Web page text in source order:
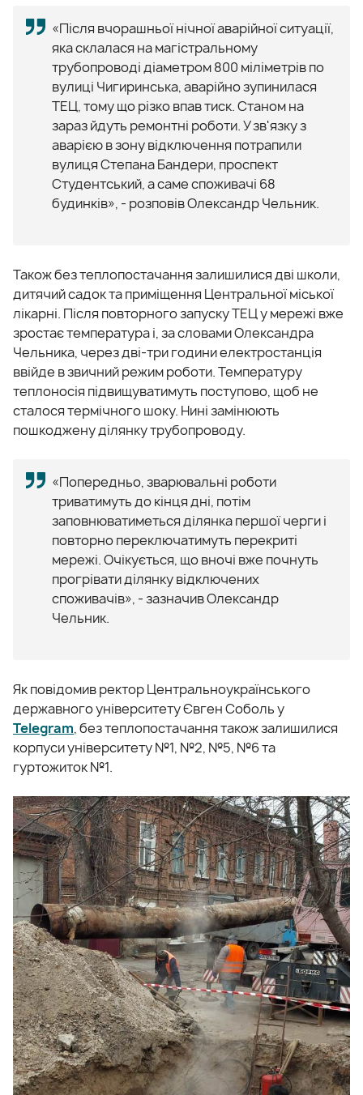
«Після вчорашньої нічної аварійної ситуації,
яка склалася на магістральному
трубопроводі діаметром 800 міліметрів по
вулиці Чигиринська, аварійно зупинилася
ТЕЦ, тому що різко впав тиск. Станом на
зараз йдуть ремонтні роботи. У зв'язку з
аварією в зону відключення потрапили
вулиця Степана Бандери, проспект
Студентський, а саме споживачі 68
будинків», - розповів Олександр Чельник.
Також без теплопостачання залишилися дві школи,
дитячий садок та приміщення Центральної міської
лікарні. Після повторного запуску ТЕЦ у мережі вже
зростає температура і, за словами Олександра
Чельника, через дві-три години електростанція
ввійде в звичний режим роботи. Температуру
теплоносія підвищуватимуть поступово, щоб не
сталося термічного шоку. Нині замінюють
пошкоджену ділянку трубопроводу.
«Попередньо, зварювальні роботи
триватимуть до кінця дні, потім
заповнюватиметься ділянка першої черги і
повторно переключатимуть перекриті
мережі. Очікується, що вночі вже почнуть
прогрівати ділянку відключених
споживачів», - зазначив Олександр
Чельник.
Як повідомив ректор Центральноукраїнського
державного університету Євген Соболь у
Telegram, без теплопостачання також залишилися
корпуси університету №1, №2, №5, №6 та
гуртожиток №1.